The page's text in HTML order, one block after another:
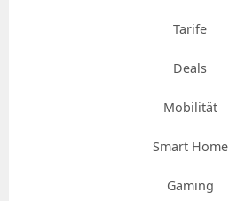
Tarife
Deals
Mobilität
Smart Home
Gaming